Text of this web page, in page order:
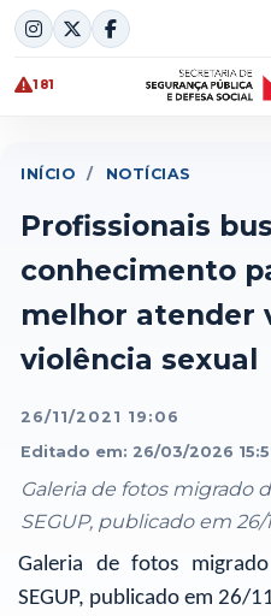
Skip
to
content
181
INÍCIO / NOTÍCIAS
Profissionais
conhecimento
melhor atender
violência sexual
26/11/2021 19:06
Editado em: 26/03/2026
Galeria de fotos migrado
SEGUP, publicado em 26/
Galeria de fotos
SEGUP, publicado em 26/